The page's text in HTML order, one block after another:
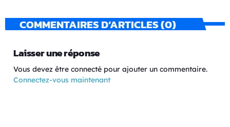
COMMENTAIRES D’ARTICLES (0)
Laisser une réponse
Vous devez être connecté pour ajouter un commentaire.
Connectez-vous maintenant